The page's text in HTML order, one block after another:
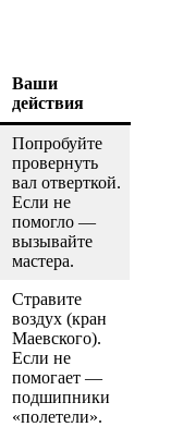
Ваши
действия
Попробуйте
провернуть
вал отверткой.
Если не
помогло —
вызывайте
мастера.
Стравите
воздух (кран
Маевского).
Если не
помогает —
подшипники
«полетели».